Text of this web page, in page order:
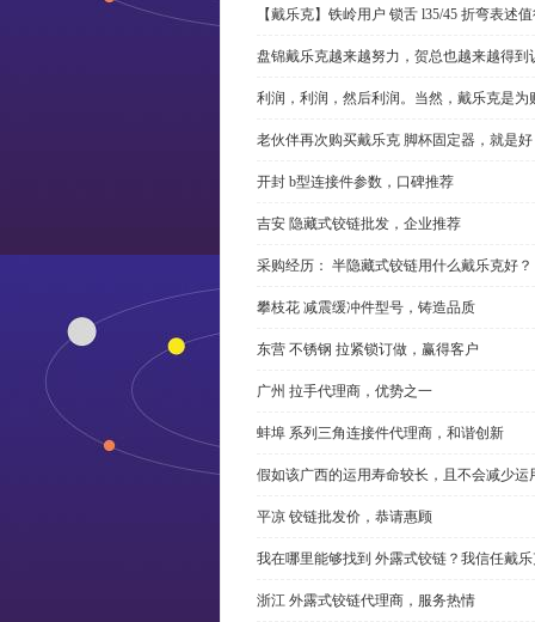
【戴乐克】铁岭用户 锁舌 l35/45 折弯表述
盘锦戴乐克越来越努力，贺总也越来越得到
利润，利润，然后利润。当然，戴乐克是为
老伙伴再次购买戴乐克 脚杯固定器，就是
开封 b型连接件参数，口碑推荐
吉安 隐藏式铰链批发，企业推荐
采购经历： 半隐藏式铰链用什么戴乐克好？
攀枝花 减震缓冲件型号，铸造品质
东营 不锈钢 拉紧锁订做，赢得客户
广州 拉手代理商，优势之一
蚌埠 系列三角连接件代理商，和谐创新
假如该广西的运用寿命较长，且不会减少
平凉 铰链批发价，恭请惠顾
我在哪里能够找到 外露式铰链？我信任戴
浙江 外露式铰链代理商，服务热情